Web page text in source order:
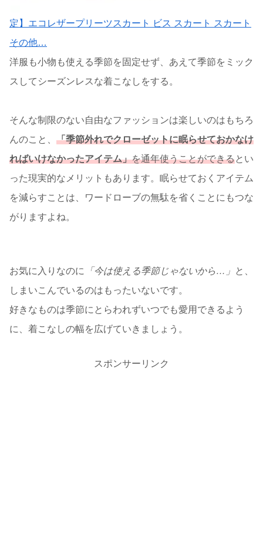
定】エコレザープリーツスカート ビス スカート スカート
その他…
洋服も小物も使える季節を固定せず、あえて季節をミック
スしてシーズンレスな着こなしをする。
そんな制限のない自由なファッションは楽しいのはもちろ
んのこと、 「季節外れでクローゼットに眠らせておかなけ
ればいけなかったアイテム」を通年使うことができるとい
った現実的なメリットもあります。眠らせておくアイテム
を減らすことは、ワードローブの無駄を省くことにもつな
がりますよね。
お気に入りなのに 「今は使える季節じゃないから…」 と、
しまいこんでいるのはもったいないです。
好きなものは季節にとらわれずいつでも愛用できるよう
に、着こなしの幅を広げていきましょう。
スポンサーリンク